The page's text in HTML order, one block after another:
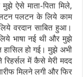
ऐसे माता-पिता मिले,
पलटन के लिये काम
वरदान साबित हुआ।
भाषा नई थी और मुझे
हासिल हो गई। मुझे अभी
में कैसे मेरी मदद
मिलने लगी और फिर